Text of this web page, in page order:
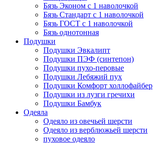
Бязь Эконом с 1 наволочкой
Бязь Стандарт с 1 наволочкой
Бязь ГОСТ с 1 наволочкой
Бязь однотонная
Подушки
Подушки Эвкалипт
Подушки ПЭФ (синтепон)
Подушки пухо-перовые
Подушки Лебяжий пух
Подушки Комфорт холлофайбер
Подушки из лузги гречихи
Подушки Бамбук
Одеяла
Одеяло из овечьей шерсти
Одеяло из верблюжьей шерсти
пуховое одеяло